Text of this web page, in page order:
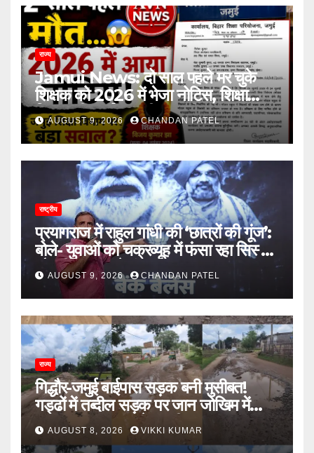
राज्य
Jamui News: दो साल पहले मर चुके
शिक्षक को 2026 में भेजा नोटिस, शिक्षा
विभाग की कार्यप्रणाली पर गंभीर सवाल
AUGUST 9, 2026 CHANDAN PATEL
राष्ट्रीय
प्रयागराज में राहुल गांधी की ‘छात्रों की गूंज’:
बोले- युवाओं को चक्रव्यूह में फंसा रहा सिस्टम,
नौकरी के दरवाजे बंद
AUGUST 9, 2026 CHANDAN PATEL
राज्य
गिद्धौर-जमुई बाईपास सड़क बनी मुसीबत!
गड्ढों में तब्दील सड़क पर जान जोखिम में
डालकर सफर कर रहे ग्रामीण
AUGUST 8, 2026 VIKKI KUMAR